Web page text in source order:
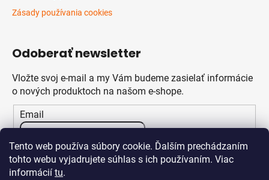
Tento web používa súbory cookie. Ďalším prechádzaním
tohto webu vyjadrujete súhlas s ich používaním. Viac
informácií tu.
Zásady používania cookies
Odoberať newsletter
Vložte svoj e-mail a my Vám budeme zasielať informácie
o nových produktoch na našom e-shope.
Email
Vložením e-mailu súhlasíte spodmienkami ochrany
osobných údajov